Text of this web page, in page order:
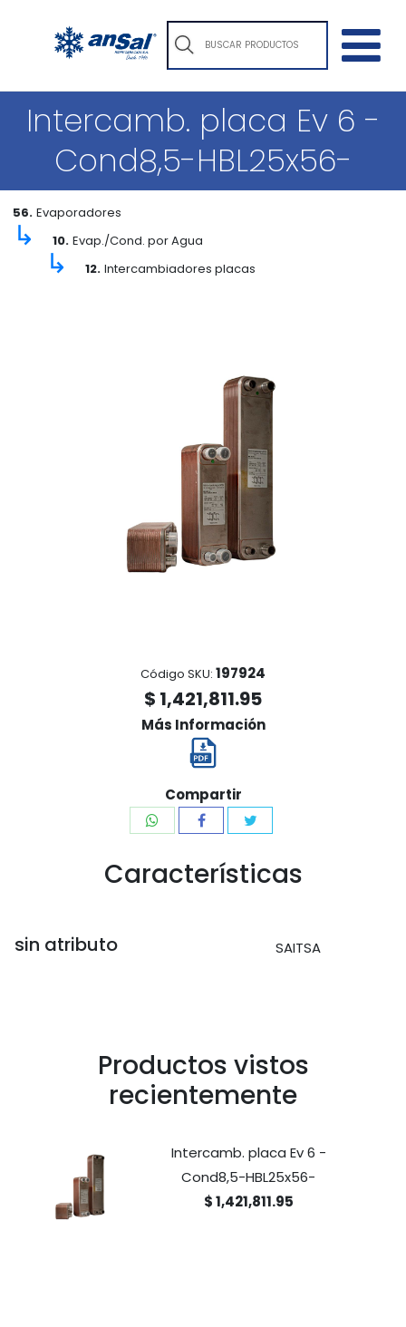
Intercamb. placa Ev 6 -
Cond8,5-HBL25x56-
56. Evaporadores
↳ 10. Evap./Cond. por Agua
↳ 12. Intercambiadores placas
Código SKU: 197924
$ 1,421,811.95
Más Información
Compartir
Características
sin atributo SAITSA
Productos vistos
recientemente
Intercamb. placa Ev 6 -
Cond8,5-HBL25x56-
$ 1,421,811.95